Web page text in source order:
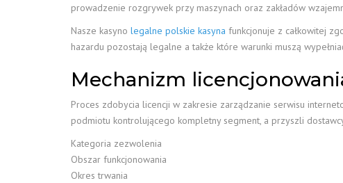
prowadzenie rozgrywek przy maszynach oraz zakładów
Nasze kasyno legalne polskie kasyna funkcjonuje z całkowitej
hazardu pozostają legalne a także które warunki muszą
Mechanizm
Proces zdobycia licencji w zakresie zarządzanie serwisu
podmiotu kontrolującego kompletny segment, a przyszli
Kategoria zezwolenia
Obszar funkcjonowania
Okres trwania